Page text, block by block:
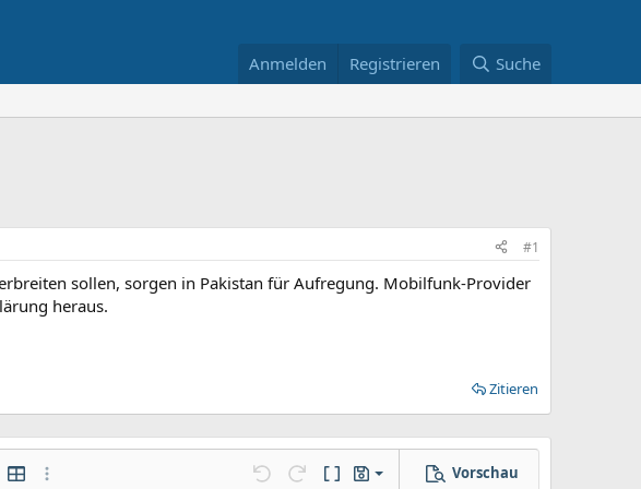
Anmelden Registrieren Suche
#1
sollen, sorgen in Pakistan für Aufregung. Mobilfunk-Provider
heraus.
Zitieren
Tabelle einfügen
Weitere Einstellungen… Rückgängig
Wiederholen
BBCode umschalten
Entwürfe
Entwurf speichern
Vorschau